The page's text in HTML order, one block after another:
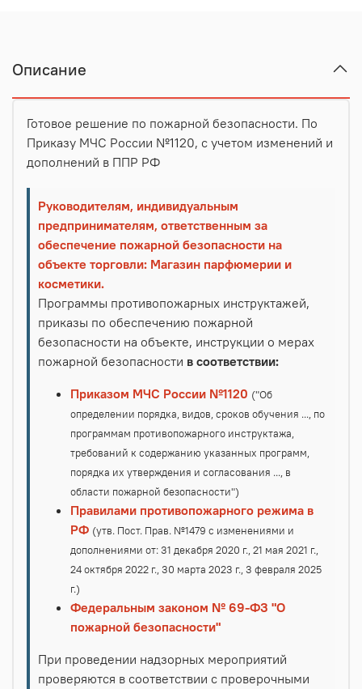
Описание
Готовое решение по пожарной безопасности. По
Приказу МЧС России №1120, с учетом изменений и
дополнений в ППР РФ
Руководителям, индивидуальным
предпринимателям, ответственным за
обеспечение пожарной безопасности на
объекте торговли: Магазин парфюмерии и
косметики.
Программы противопожарных инструктажей,
приказы по обеспечению пожарной
безопасности на объекте, инструкции о мерах
пожарной безопасности в соответствии:
Приказом МЧС России №1120 ("Об
определении порядка, видов, сроков обучения ..., по
программам противопожарного инструктажа,
требований к содержанию указанных программ,
порядка их утверждения и согласования ..., в
области пожарной безопасности")
Правилами противопожарного режима в
РФ (утв. Пост. Прав. №1479 с изменениями и
дополнениями от: 31 декабря 2020 г., 21 мая 2021 г.,
24 октября 2022 г., 30 марта 2023 г., 3 февраля 2025
г.)
Федеральным законом № 69-ФЗ "О
пожарной безопасности"
При проведении надзорных мероприятий
проверяются в соответствии с проверочными